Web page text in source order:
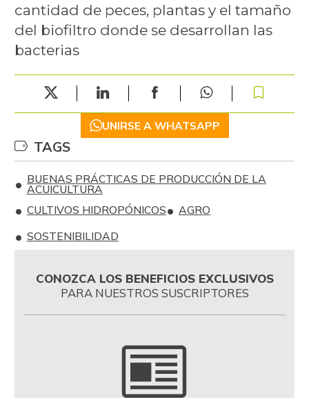
cantidad de peces, plantas y el tamaño
del biofiltro donde se desarrollan las
bacterias
UNIRSE A WHATSAPP
TAGS
BUENAS PRÁCTICAS DE PRODUCCIÓN DE LA
ACUICULTURA
CULTIVOS HIDROPÓNICOS
AGRO
SOSTENIBILIDAD
CONOZCA LOS BENEFICIOS EXCLUSIVOS
PARA NUESTROS SUSCRIPTORES